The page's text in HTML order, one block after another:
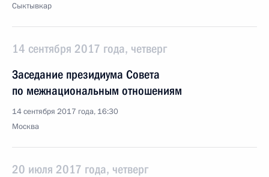
Сыктывкар
14 сентября 2017 года, четверг
Заседание президиума Совета
по межнациональным отношениям
14 сентября 2017 года, 16:30
Москва
20 июля 2017 года, четверг